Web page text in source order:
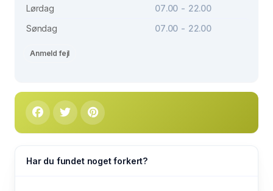
Lørdag
07.00 - 22.00
Søndag
07.00 - 22.00
Anmeld fejl
Har du fundet noget forkert?